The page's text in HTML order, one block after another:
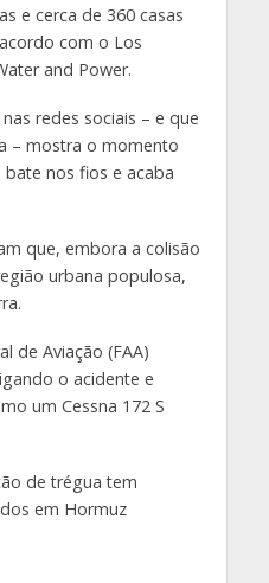
e cerca de 360 casas
com o Los
and Power.
redes sociais – e que
– mostra o momento
nos fios e acaba
que, embora a colisão
urbana populosa,
de Aviação (FAA)
o acidente e
um Cessna 172 S
de trégua tem
em Hormuz